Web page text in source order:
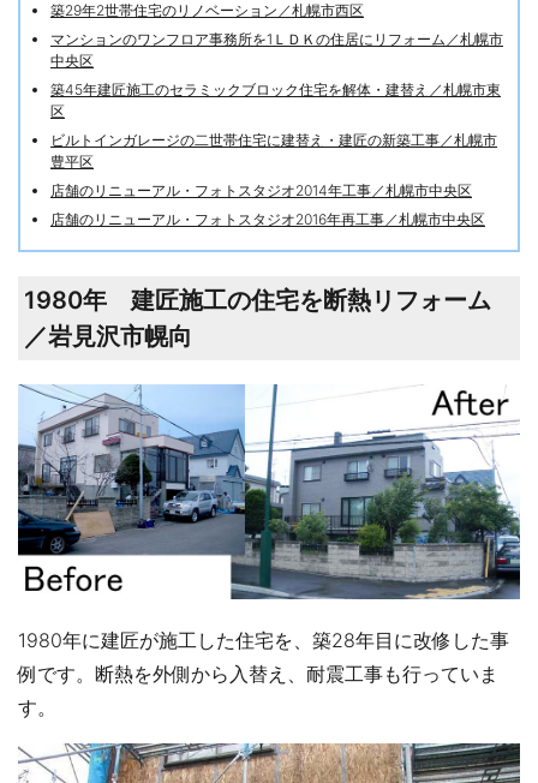
築29年2世帯住宅のリノベーション／札幌市西区
マンションのワンフロア事務所を1ＬＤＫの住居にリフォーム／札幌市
中央区
築45年建匠施工のセラミックブロック住宅を解体・建替え／札幌市東
区
ビルトインガレージの二世帯住宅に建替え・建匠の新築工事／札幌市
豊平区
店舗のリニューアル・フォトスタジオ2014年工事／札幌市中央区
店舗のリニューアル・フォトスタジオ2016年再工事／札幌市中央区
1980年 建匠施工の住宅を断熱リフォーム
／岩見沢市幌向
1980年に建匠が施工した住宅を、築28年目に改修した事
例です。断熱を外側から入替え、耐震工事も行っていま
す。